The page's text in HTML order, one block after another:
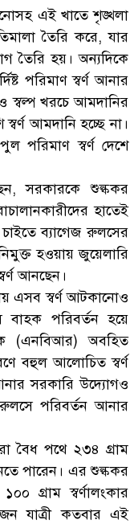
এই খাতে শৃঙ্খলা
তৈরি করে, যার
তৈরি হয়। অন্যদিকে
পরিমাণ স্বর্ণ আনার
স্বল্প খরচে আমদানির
আমদানি হচ্ছে না।
পরিমাণ স্বর্ণ দেশে
সরকারকে শুল্ককর
হাতেই
ব্যাগেজ রুলসের
হওয়ায় জুয়েলারি
আনছেন।
এসব স্বর্ণ আটকানোও
বাহক পরিবর্তন হয়ে
(এনবিআর) অবহিত
বহুল আলোচিত স্বর্ণ
সরকারি উদ্যোগও
রুলসে পরিবর্তন আনার
বৈধ পথে ২৩৪ গ্রাম
পারেন। এর শুল্ককর
গ্রাম স্বর্ণালংকার
যাত্রী কতবার এই